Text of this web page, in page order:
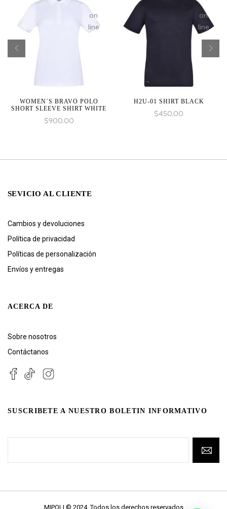
on
line
WOMEN´S BRAVO POLO
SHORT SLEEVE SHIRT WHITE
$900.00
on
line
H2U-01 SHIRT BLACK
$450.00
SEVICIO AL CLIENTE
Cambios y devoluciones
Política de privacidad
Políticas de personalización
Envíos y entregas
ACERCA DE
Sobre nosotros
Contáctanos
SUSCRIBETE A NUESTRO BOLETIN INFORMATIVO
MIPOLI © 2024. Todos los derechos reservados